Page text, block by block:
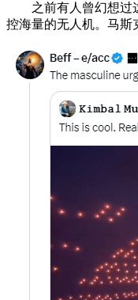
之前有人曾幻想过
控海量的无人机。马斯